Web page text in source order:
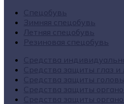
Спецобувь
Зимняя спецобувь
Летняя спецобувь
Резиновая спецобувь
Средства
Средства защиты глаз и
Средства защиты головы
Средства защиты
Средства защиты